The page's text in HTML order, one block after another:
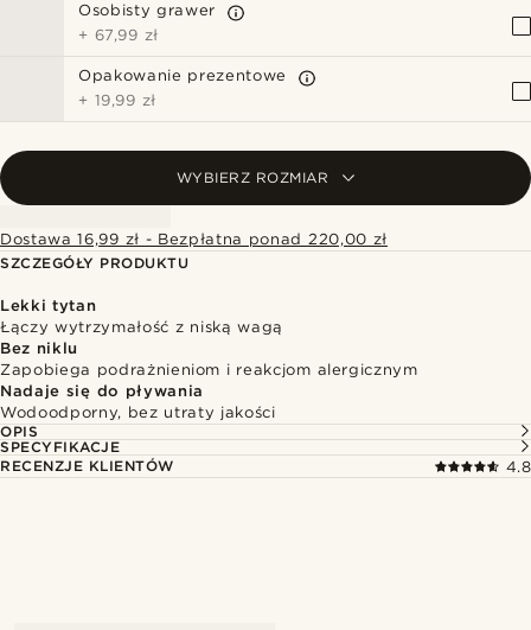
Osobisty grawer
+ 67,99 zł
Opakowanie prezentowe
+ 19,99 zł
WYBIERZ ROZMIAR
Dostawa 16,99 zł - Bezpłatna ponad 220,00 zł
SZCZEGÓŁY PRODUKTU
Lekki tytan
Łączy wytrzymałość z niską wagą
Bez niklu
Zapobiega podrażnieniom i reakcjom alergicznym
Nadaje się do pływania
Wodoodporny, bez utraty jakości
OPIS
SPECYFIKACJE
RECENZJE KLIENTÓW
4.8